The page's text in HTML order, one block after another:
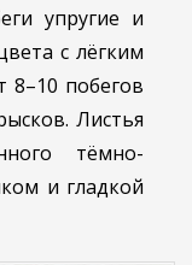
упругие и
с лёгким
8–10 побегов
Листья
тёмно-
и гладкой